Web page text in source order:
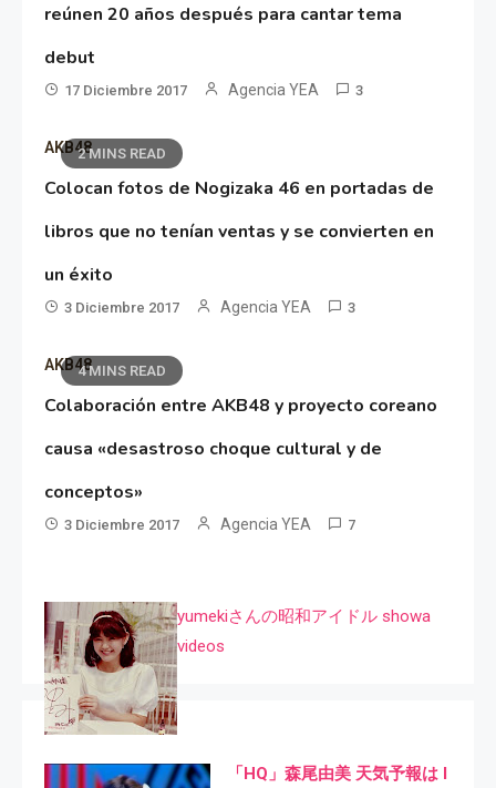
reúnen 20 años después para cantar tema
debut
17 Diciembre 2017 Agencia YEA 3
2 MINS READ
AKB48
Colocan fotos de Nogizaka 46 en portadas de
libros que no tenían ventas y se convierten en
un éxito
3 Diciembre 2017 Agencia YEA 3
4 MINS READ
AKB48
Colaboración entre AKB48 y proyecto coreano
causa «desastroso choque cultural y de
conceptos»
3 Diciembre 2017 Agencia YEA 7
yumekiさんの昭和アイドル showa
videos
「HQ」森尾由美 天気予報は I